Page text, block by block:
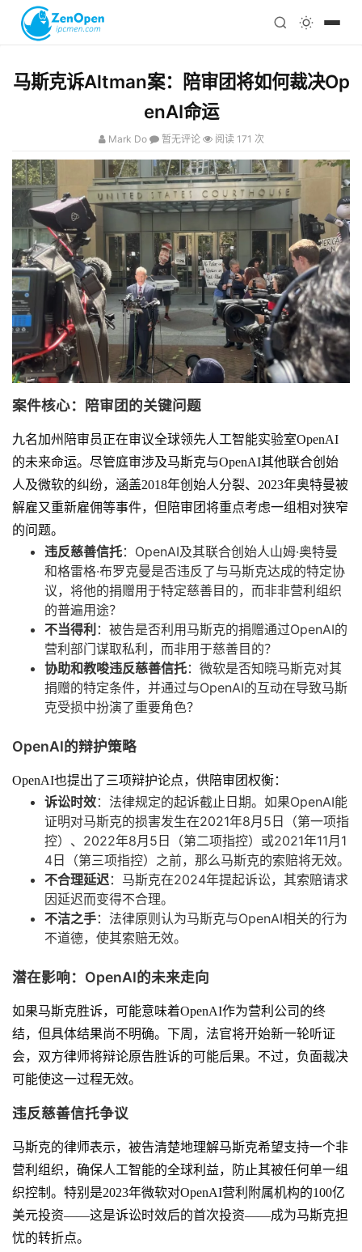
科技
心理
注册
马斯克诉Altman案：陪审团将如何裁决Op
enAI命运
Mark Do 暂无评论 阅读 171 次
案件核心：陪审团的关键问题
九名加州陪审员正在审议全球领先人工智能实验室OpenAI
的未来命运。尽管庭审涉及马斯克与OpenAI其他联合创始
人及微软的纠纷，涵盖2018年创始人分裂、2023年奥特曼被
解雇又重新雇佣等事件，但陪审团将重点考虑一组相对狭窄
的问题。
违反慈善信托：OpenAI及其联合创始人山姆·奥特曼
和格雷格·布罗克曼是否违反了与马斯克达成的特定协
议，将他的捐赠用于特定慈善目的，而非非营利组织
的普遍用途？
不当得利 ：被告是否利用马斯克的捐赠通过OpenAI的
营利部门谋取私利，而非用于慈善目的？
协助和教唆违反慈善信托：微软是否知晓马斯克对其
捐赠的特定条件，并通过与OpenAI的互动在导致马斯
克受损中扮演了重要角色？
OpenAI的辩护策略
OpenAI也提出了三项辩护论点，供陪审团权衡：
诉讼时效：法律规定的起诉截止日期。如果OpenAI能
证明对马斯克的损害发生在2021年8月5日（第一项指
控）、2022年8月5日（第二项指控）或2021年11月1
4日（第三项指控）之前，那么马斯克的索赔将无效。
不合理延迟：马斯克在2024年提起诉讼，其索赔请求
因延迟而变得不合理。
不洁之手：法律原则认为马斯克与OpenAI相关的行为
不道德，使其索赔无效。
潜在影响：OpenAI的未来走向
如果马斯克胜诉，可能意味着OpenAI作为营利公司的终
结，但具体结果尚不明确。下周，法官将开始新一轮听证
会，双方律师将辩论原告胜诉的可能后果。不过，负面裁决
可能使这一过程无效。
违反慈善信托争议
马斯克的律师表示，被告清楚地理解马斯克希望支持一个非
营利组织，确保人工智能的全球利益，防止其被任何单一组
织控制。特别是2023年微软对OpenAI营利附属机构的100亿
美元投资——这是诉讼时效后的首次投资——成为马斯克担
忧的转折点。